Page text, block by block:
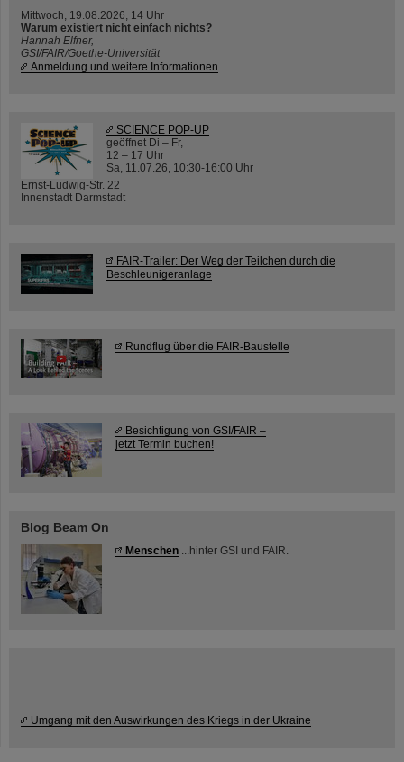
Mittwoch, 19.08.2026, 14 Uhr
Warum existiert nicht einfach nichts?
Hannah Elfner,
GSI/FAIR/Goethe-Universität
Anmeldung und weitere Informationen
SCIENCE POP-UP
geöffnet Di – Fr,
12 – 17 Uhr
Sa, 11.07.26, 10:30-16:00 Uhr
Ernst-Ludwig-Str. 22
Innenstadt Darmstadt
FAIR-Trailer: Der Weg der Teilchen durch die
Beschleunigeranlage
Rundflug über die FAIR-Baustelle
Besichtigung von GSI/FAIR –
jetzt Termin buchen!
Blog Beam On
Menschen ...hinter GSI und FAIR.
Umgang mit den Auswirkungen des Kriegs in der Ukraine